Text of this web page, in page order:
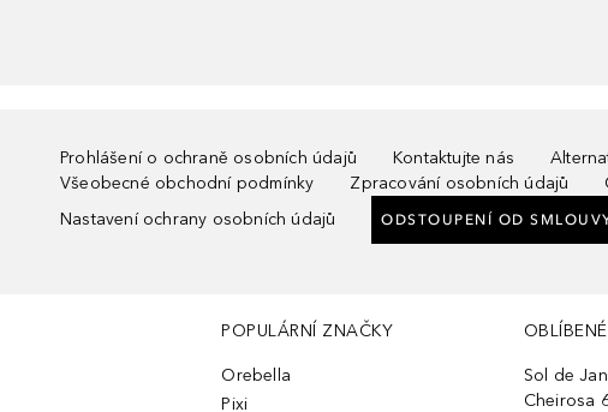
Prohlášení o ochraně osobních údajů Kontaktujte nás
Všeobecné obchodní podmínky
Zpracování osobních údajů
Nastavení ochrany osobních údajů
ODSTOUPENÍ OD
POPULÁRNÍ ZNAČKY
Orebella
Pixi
Sol de
Cheirosa